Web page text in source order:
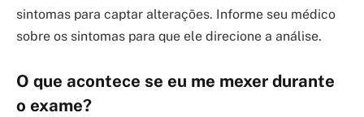
sintomas para captar alterações. Informe seu médico
sobre os sintomas para que ele direcione a análise.
O que acontece se eu me mexer durante
o exame?